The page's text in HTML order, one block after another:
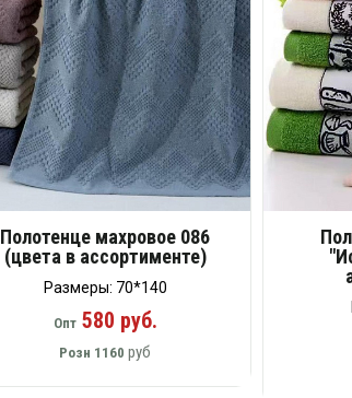
Полотенце махровое 086
(цвета в ассортименте)
Размеры: 70*140
Опт580 руб.
Розн 1160 руб